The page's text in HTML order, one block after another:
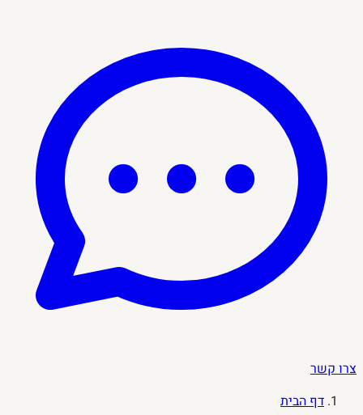
צרו קשר
דף הבית